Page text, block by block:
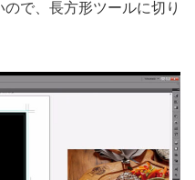
で、長方形ツールに切り